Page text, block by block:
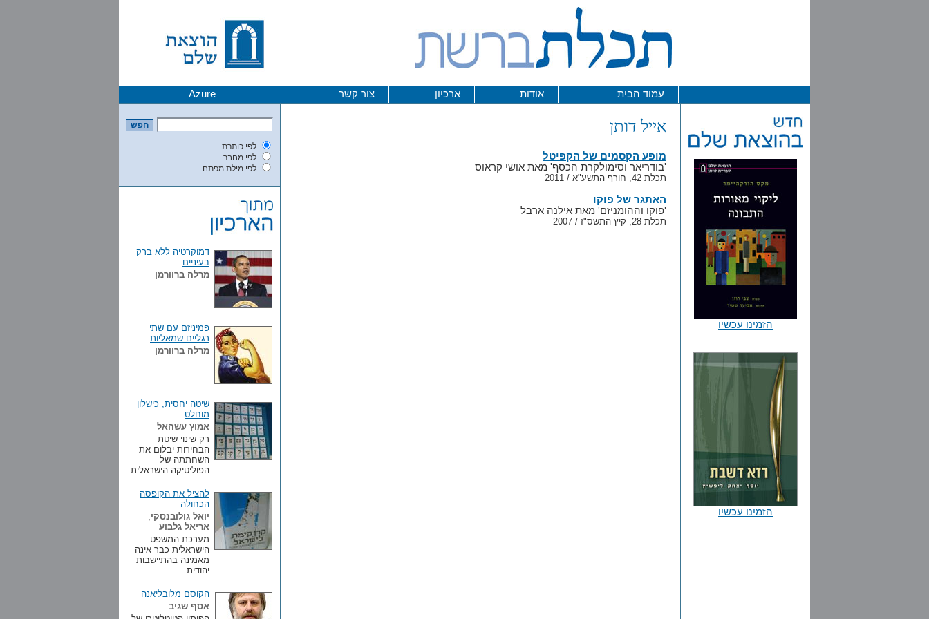
עמוד הבית אודות ארכיון צור קשר Azure
הזמינו עכשיו
הזמינו עכשיו
אייל דותן
מופע הקסמים של הקפיטל
'בודריאר וסימולקרת הכסף' מאת אושי קראוס
תכלת 42, חורף התשע"א / 2011
האתגר של פוקו
'פוקו וההומניזם' מאת אילנה ארבל
תכלת 28, קיץ התשס"ז / 2007
לפי כותרת
לפי מחבר
לפי מילת מפתח
דמוקרטיה ללא ברק
בעיניים
מרלה ברוורמן
פמיניזם עם שתי
רגליים שמאליות
מרלה ברוורמן
שיטה יחסית, כישלון
מוחלט
אמוץ עשהאל
רק שינוי שיטת
הבחירות יבלום את
השחתתה של
הפוליטיקה הישראלית
להציל את הקופסה
הכחולה
יואל גולובנסקי,
אריאל גלבוע
מערכת המשפט
הישראלית כבר אינה
מאמינה בהתיישבות
יהודית
הקוסם מלובליאנה
אסף שגיב